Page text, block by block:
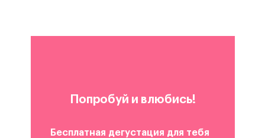
Попробуй и влюбись!
Бесплатная дегустация для тебя